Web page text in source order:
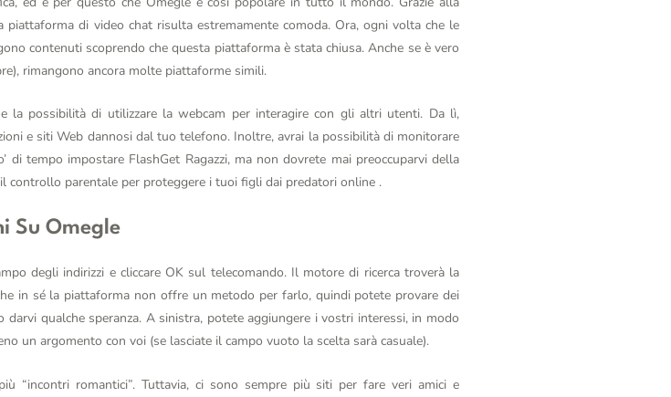
di video chat risulta estremamente comoda. Ora, ogni volta che le
contenuti scoprendo che questa piattaforma è stata chiusa. Anche se è vero
rimangono ancora molte piattaforme simili.
la possibilità di utilizzare la webcam per interagire con gli altri utenti. Da lì,
e siti Web dannosi dal tuo telefono. Inoltre, avrai la possibilità di monitorare
tempo impostare FlashGet Ragazzi, ma non dovrete mai preoccuparvi della
controllo parentale per proteggere i tuoi figli dai predatori online .
Su Omegle
degli indirizzi e cliccare OK sul telecomando. Il motore di ricerca troverà la
in sé la piattaforma non offre un metodo per farlo, quindi potete provare dei
qualche speranza. A sinistra, potete aggiungere i vostri interessi, in modo
un argomento con voi (se lasciate il campo vuoto la scelta sarà casuale).
“incontri romantici”. Tuttavia, ci sono sempre più siti per fare veri amici e